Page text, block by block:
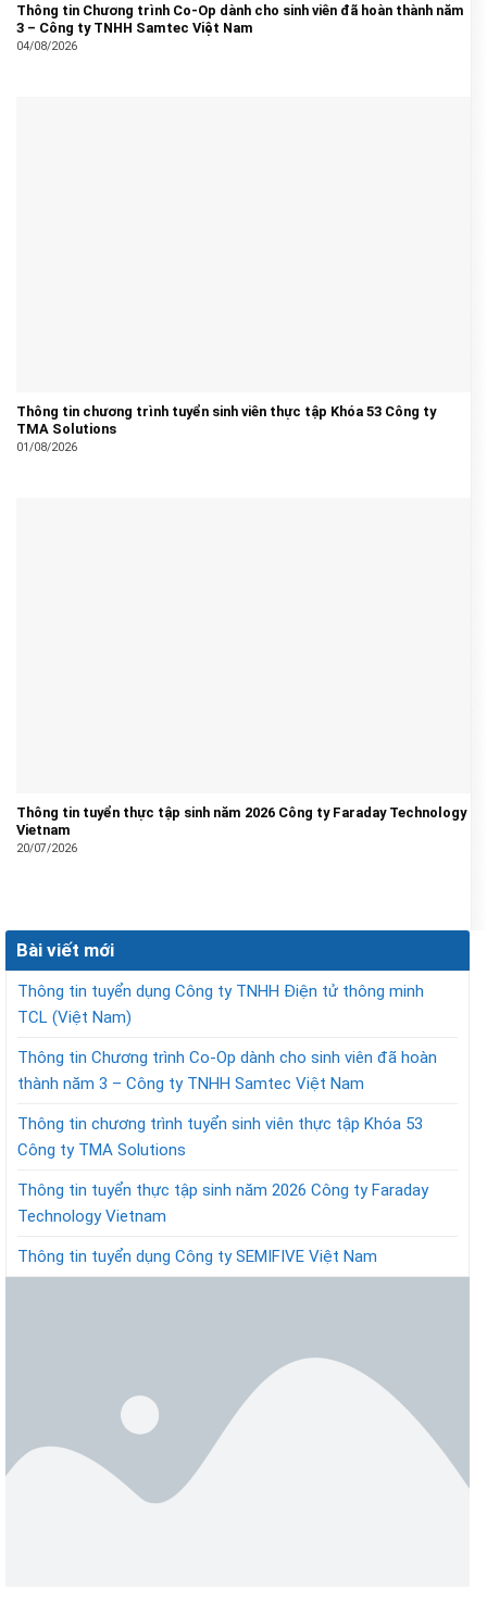
Thông tin Chương trình Co-Op dành cho sinh viên đã hoàn thành năm
3 – Công ty TNHH Samtec Việt Nam
04/08/2026
Thông tin chương trình tuyển sinh viên thực tập Khóa 53 Công ty
TMA Solutions
01/08/2026
Thông tin tuyển thực tập sinh năm 2026 Công ty Faraday Technology
Vietnam
20/07/2026
Bài viết mới
Thông tin tuyển dụng Công ty TNHH Điện tử thông minh
TCL (Việt Nam)
Thông tin Chương trình Co-Op dành cho sinh viên đã hoàn
thành năm 3 – Công ty TNHH Samtec Việt Nam
Thông tin chương trình tuyển sinh viên thực tập Khóa 53
Công ty TMA Solutions
Thông tin tuyển thực tập sinh năm 2026 Công ty Faraday
Technology Vietnam
Thông tin tuyển dụng Công ty SEMIFIVE Việt Nam